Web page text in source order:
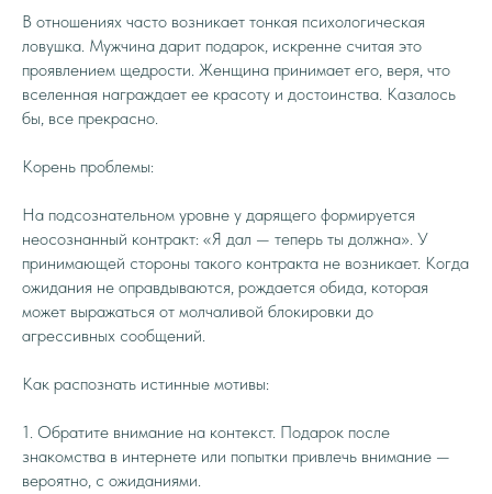
В отношениях часто возникает тонкая психологическая
ловушка. Мужчина дарит подарок, искренне считая это
проявлением щедрости. Женщина принимает его, веря, что
вселенная награждает ее красоту и достоинства. Казалось
бы, все прекрасно.
Корень проблемы:
На подсознательном уровне у дарящего формируется
неосознанный контракт: «Я дал — теперь ты должна». У
принимающей стороны такого контракта не возникает. Когда
ожидания не оправдываются, рождается обида, которая
может выражаться от молчаливой блокировки до
агрессивных сообщений.
Как распознать истинные мотивы:
1. Обратите внимание на контекст. Подарок после
знакомства в интернете или попытки привлечь внимание —
вероятно, с ожиданиями.